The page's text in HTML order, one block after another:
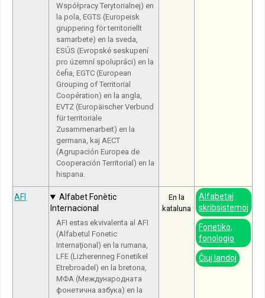
Współpracy Terytorialnej) en
la pola, EGTS (Europeisk
gruppering för territoriellt
samarbete) en la sveda,
ESÚS (Evropské seskupení
pro územní spolupráci) en la
ĉeĥa, EGTC (European
Grouping of Territorial
Coopération) en la angla,
EVTZ (Europäischer Verbund
für territoriale
Zusammenarbeit) en la
germana, kaj AECT
(Agrupación Europea de
Cooperación Territorial) en la
hispana.
AFI
Alfabet Fonètic
Internacional
AFI estas ekvivalenta al AFI
(Alfabetul Fonetic
Internaţional) en la rumana,
LFE (Lizherenneg Fonetikel
Etrebroadel) en la bretona,
МФА (Международната
фонетична азбука) en la
En la
kataluna
Alfabetaj
skribsistemoj
Fonetiko,
fonologio
Ĉiuj landoj